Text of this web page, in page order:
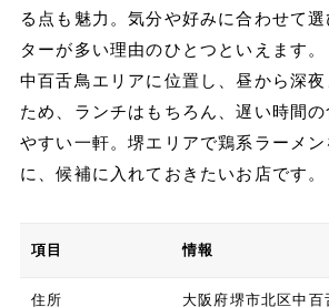
る点も魅力。気分や好みに合わせて
ターが多い理由のひとつといえます。
中百舌鳥エリアに位置し、昼から深
ため、ランチはもちろん、遅い時間
やすい一軒。堺エリアで鶏系ラーメ
に、候補に入れておきたいお店です。
項目 情報
住所 大阪府堺市北区